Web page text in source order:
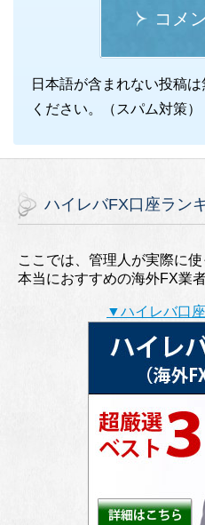
コメ
日本語が含まれない投稿
ください。（スパム対策）
ハイレバFX口座ラン
ここでは、管理人が実際に使
本当におすすめの海外FX業
▼ハイレバ口